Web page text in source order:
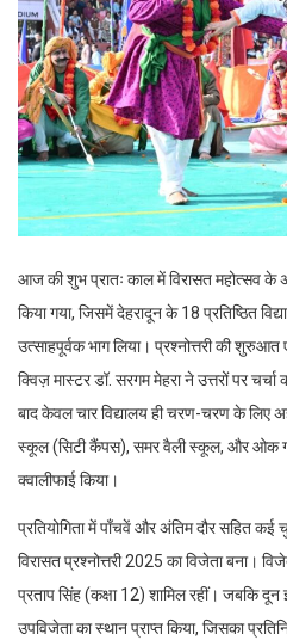
आज की शुभ प्रातः काल में विरासत महोत्सव के
किया गया, जिसमें देहरादून के 18 प्रतिष्ठित
उत्साहपूर्वक भाग लिया। प्रश्नोत्तरी की
क्विज़ मास्टर डॉ. सरगम मेहरा ने उत्तरों पर
बाद केवल चार विद्यालय ही चरण-चरण के लिए
स्कूल (सिटी कैंपस), समर वैली स्कूल, और ओक
क्वालीफाई किया।
प्रतियोगिता में पाँचवें और अंतिम दौर सहित कई
विरासत प्रश्नोत्तरी 2025 का विजेता बना।
प्रताप सिंह (कक्षा 12) शामिल रहीं। जबकि
उपविजेता का स्थान प्राप्त किया, जिसका